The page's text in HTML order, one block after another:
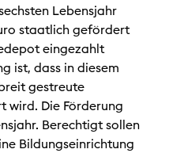
Lebensjahr
staatlich gefördert
eingezahlt
ist, dass in diesem
gestreute
wird. Die Förderung
Berechtigt sollen
Bildungseinrichtung